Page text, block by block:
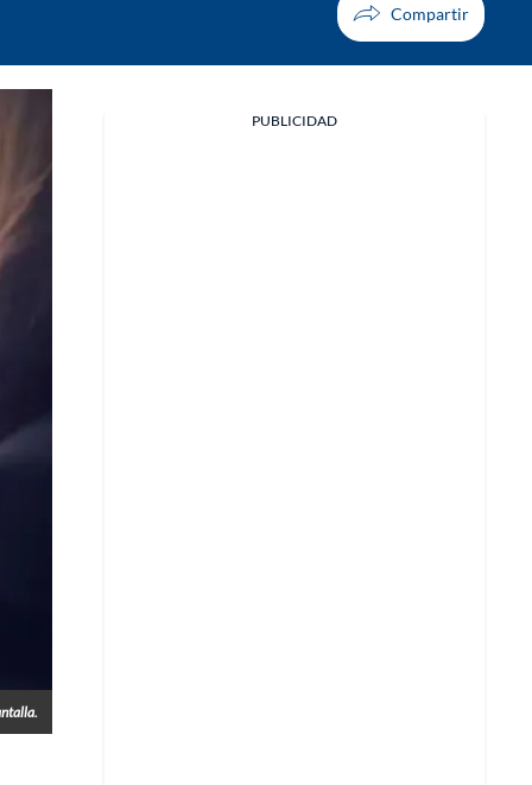
PUBLICIDAD